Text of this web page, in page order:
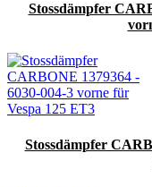
Stossdämpfer
Stossdämpfer